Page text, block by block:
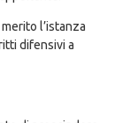
l’istanza
difensivi a